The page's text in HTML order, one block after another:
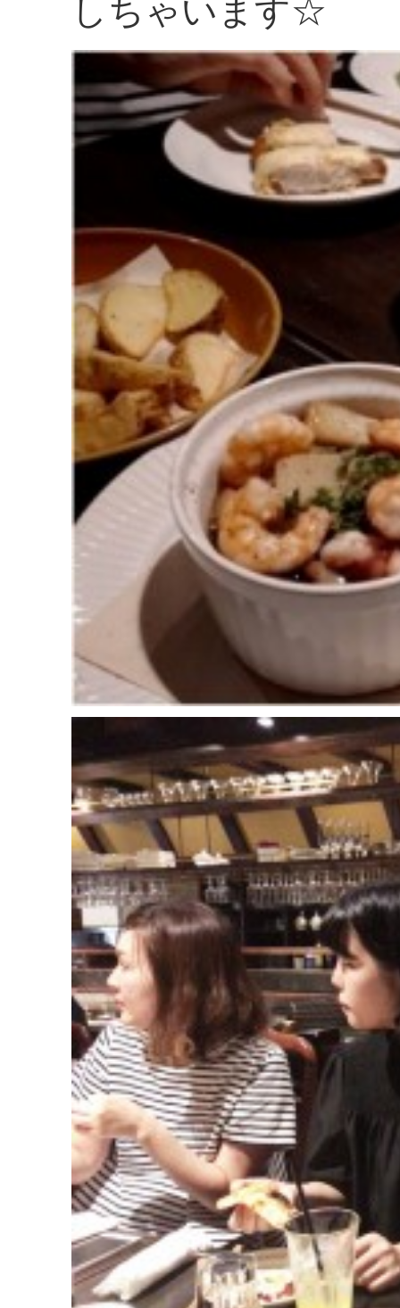
しちゃいます☆